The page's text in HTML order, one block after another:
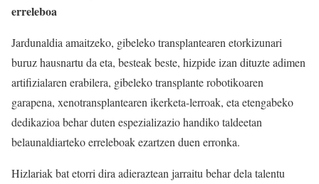
erreleboa
Jardunaldia amaitzeko, gibeleko transplantearen etorkizunari
buruz hausnartu da eta, besteak beste, hizpide izan dituzte adimen
artifizialaren erabilera, gibeleko transplante robotikoaren
garapena, xenotransplantearen ikerketa-lerroak, eta etengabeko
dedikazioa behar duten espezializazio handiko taldeetan
belaunaldiarteko erreleboak ezartzen duen erronka.
Hizlariak bat etorri dira adieraztean jarraitu behar dela talentu